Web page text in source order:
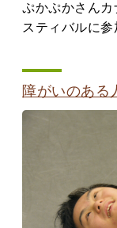
ぷかぷかさん
スティバルに
障がいのある